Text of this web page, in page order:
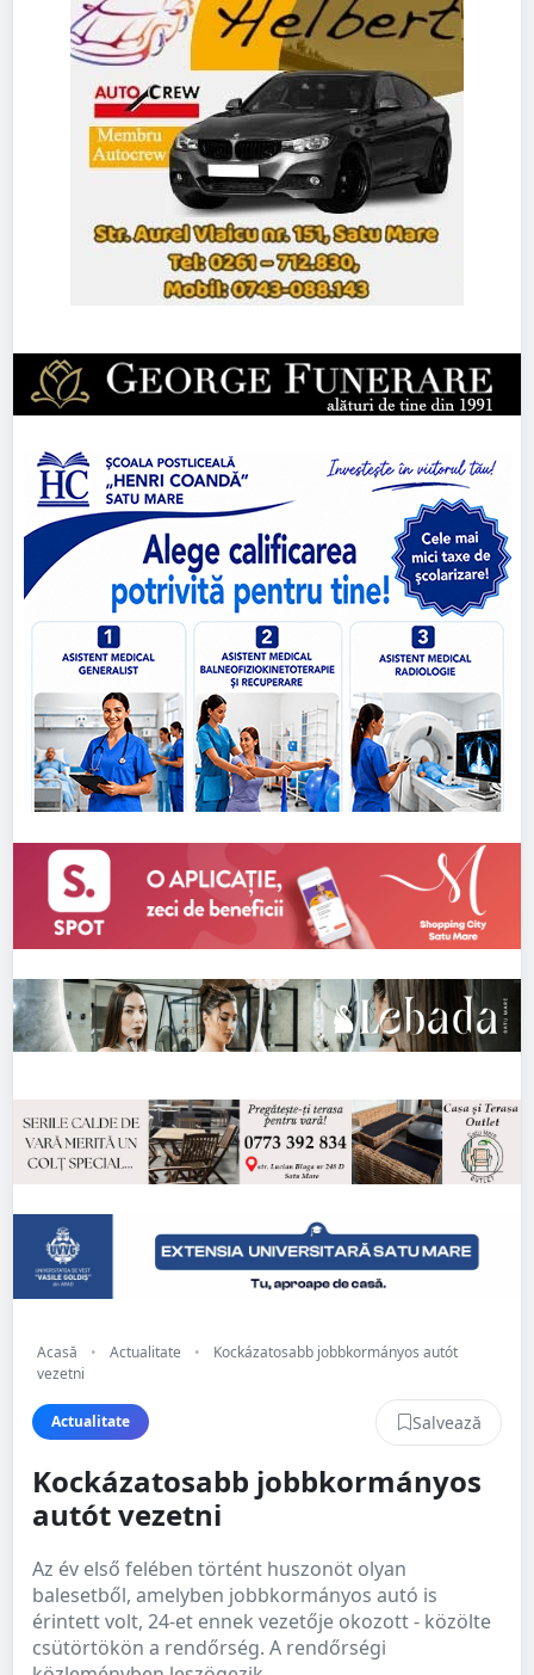
Acasă • Actualitate •
Kockázatosabb jobbkormányos autót
vezetni
Actualitate Salvează
Kockázatosabb jobbkormányos
autót vezetni
Az év első felében történt huszonöt olyan
balesetből, amelyben jobbkormányos autó is
érintett volt, 24-et ennek vezetője okozott - közölte
csütörtökön a rendőrség. A rendőrségi